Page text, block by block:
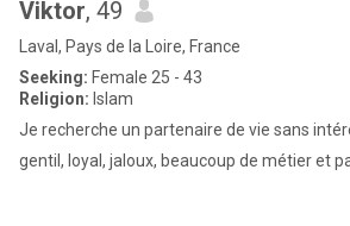
Viktor, 49
Laval, Pays de la Loire, France
Seeking: Female 25 - 43
Religion: Islam
Je recherche un partenaire de vie sans
gentil, loyal, jaloux, beaucoup de métier et